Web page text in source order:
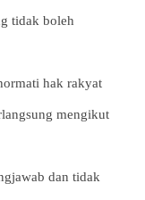
tidak boleh
hak rakyat
mengikut
dan tidak